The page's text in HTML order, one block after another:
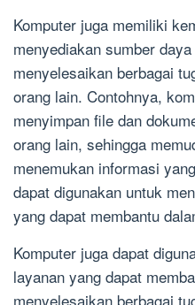
Komputer juga memiliki
menyediakan sumber
menyelesaikan berbagai
orang lain. Contohnya,
menyimpan file dan
orang lain, sehingga
menemukan informasi
dapat digunakan untuk
yang dapat membantu
Komputer juga dapat
layanan yang dapat
menyelesaikan berbagai